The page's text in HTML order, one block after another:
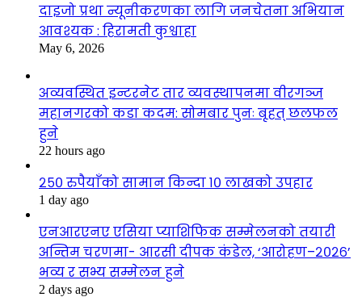
दाइजो प्रथा न्यूनीकरणका लागि जनचेतना अभियान
आवश्यक : हिरामती कुश्वाहा
May 6, 2026
अव्यवस्थित इन्टरनेट तार व्यवस्थापनमा वीरगञ्ज
महानगरको कडा कदम: सोमबार पुनः बृहत् छलफल
हुने
22 hours ago
२५० रुपैयाँको सामान किन्दा १० लाखको उपहार
1 day ago
एनआरएनए एसिया प्याशिफिक सम्मेलनको तयारी
अन्तिम चरणमा- आरसी दीपक कंडेल, ‘आरोहण–२०२६’
भव्य र सभ्य सम्मेलन हुने
2 days ago